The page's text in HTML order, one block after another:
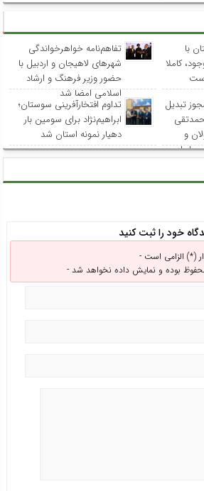
با
کاملا
تفاهم‌نامه خواهرخواندگی
شهرهای لاهیجان و اردبیل با
حضور وزیر فرهنگ و ارشاد
اسلامی امضا شد
تبدیل
و
ساحلی
تداوم افتخارآفرینی سوستان؛
ابراهیم‌نژاد برای سومین بار
دهیار نمونه استان شد
خود را ثبت کنید
(*) الزامی است -
بوده و نمایش داده نخواهد شد -